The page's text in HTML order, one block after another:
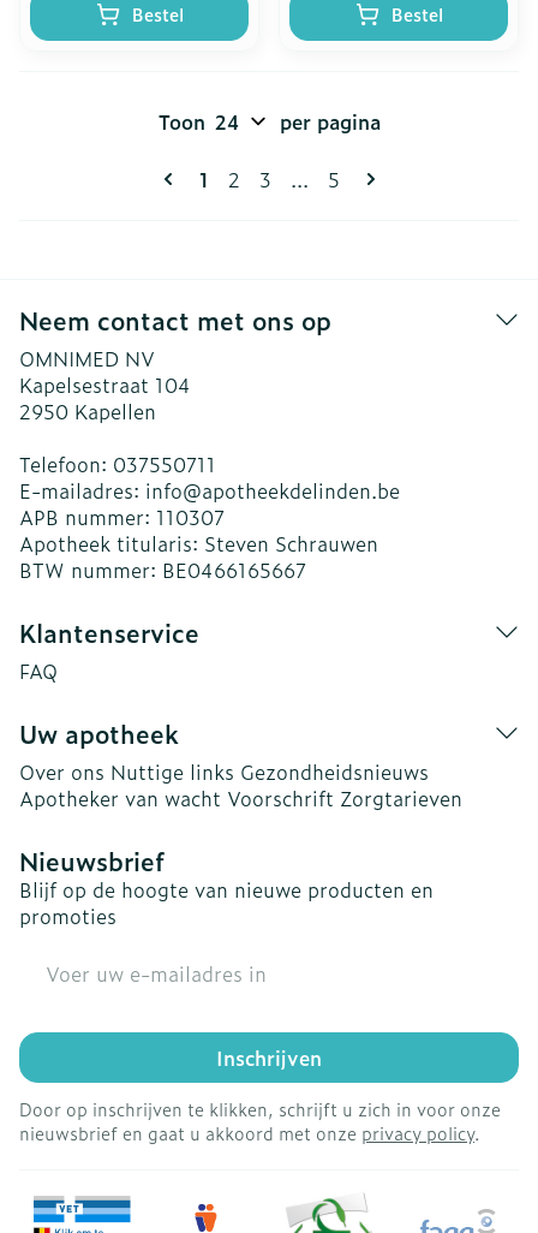
Bestel Bestel
Pagina's
U lees momenteel pagina
1 Pagina
2 Pagina
3 ... Pagina
5
Toon per pagina
Neem contact met ons op
OMNIMED NV
Kapelsestraat 104
2950 Kapellen
Telefoon: 037550711
E-mailadres: info@apotheekdelinden.be
APB nummer: 110307
Apotheek titularis: Steven Schrauwen
BTW nummer: BE0466165667
Klantenservice
FAQ
Uw apotheek
Over ons Nuttige links Gezondheidsnieuws
Apotheker van wacht Voorschrift Zorgtarieven
Nieuwsbrief
Blijf op de hoogte van nieuwe producten en
promoties
Inschrijven
Door op inschrijven te klikken, schrijft u zich in voor onze
nieuwsbrief en gaat u akkoord met onze privacy policy.